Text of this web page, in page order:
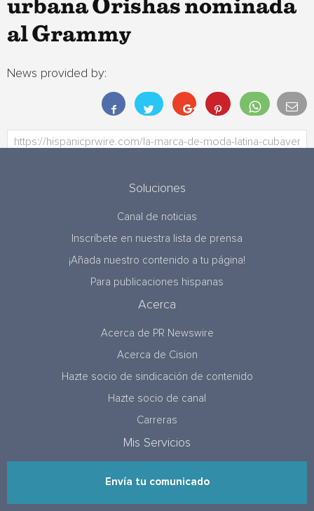
urbana Orishas nominada
al Grammy
News provided by:
Soluciones
Canal de noticias
Inscríbete en nuestra lista de prensa
¡Añada nuestro contenido a tu página!
Para publicaciones hispanas
Acerca
Acerca de PR Newswire
Acerca de Cision
Hazte socio de sindicación de contenido
Hazte socio de canal
Carreras
Mis Servicios
Envía tu comunicado